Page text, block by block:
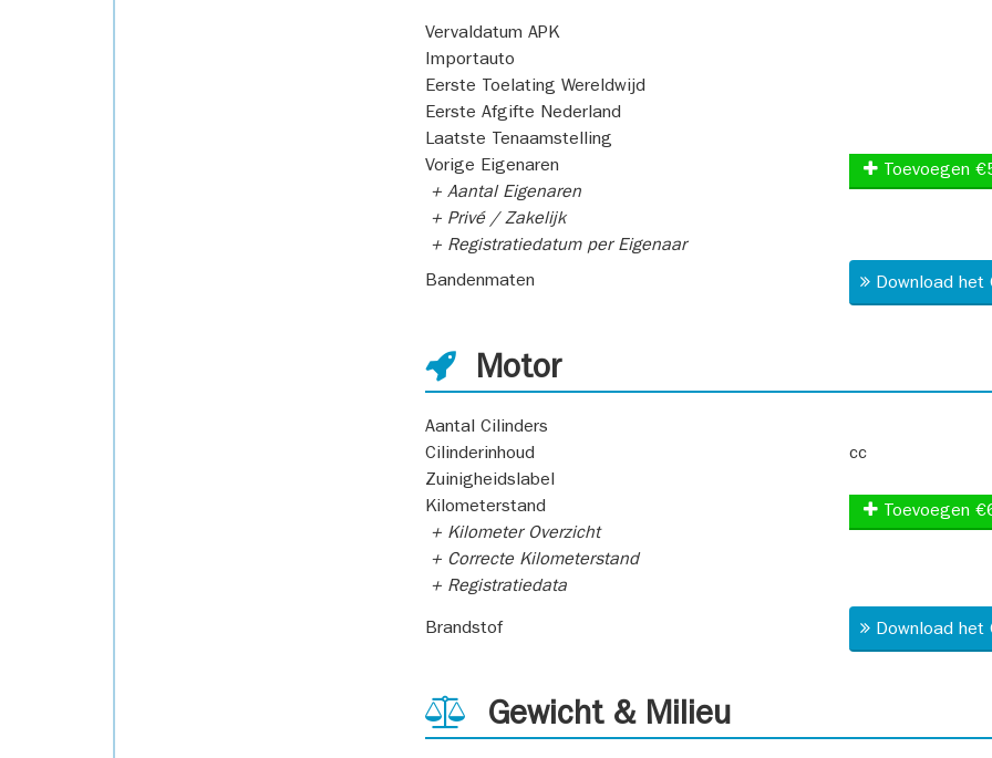
Vervaldatum APK
Importauto
Eerste Toelating Wereldwijd
Eerste Afgifte Nederland
Laatste Tenaamstelling
Vorige Eigenaren
+ Aantal Eigenaren
+ Privé / Zakelijk
+ Registratiedatum per Eigenaar
Toevoegen
Bandenmaten Download
Motor
Aantal Cilinders
Cilinderinhoud
cc
Zuinigheidslabel
Kilometerstand
+ Kilometer Overzicht
+ Correcte Kilometerstand
+ Registratiedata
Toevoegen
Brandstof Download
Gewicht & Milieu